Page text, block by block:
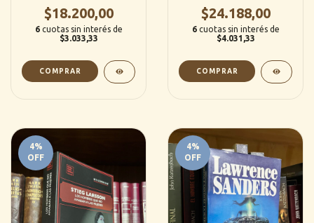
$18.200,00
6 cuotas sin interés de
$3.033,33
$24.188,00
6 cuotas sin interés de
$4.031,33
4%
OFF
4%
OFF